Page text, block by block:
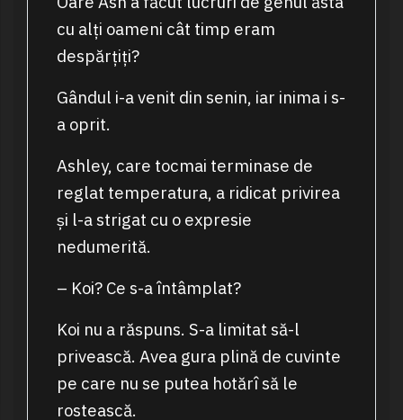
cu alți oameni cât timp eram
despărțiți?
Gândul i-a venit din senin, iar inima i s-
a oprit.
Ashley, care tocmai terminase de
reglat temperatura, a ridicat privirea
și l-a strigat cu o expresie
nedumerită.
– Koi? Ce s-a întâmplat?
Koi nu a răspuns. S-a limitat să-l
privească. Avea gura plină de cuvinte
pe care nu se putea hotărî să le
rostească.